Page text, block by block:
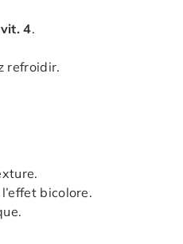
4.
refroidir.
bicolore.